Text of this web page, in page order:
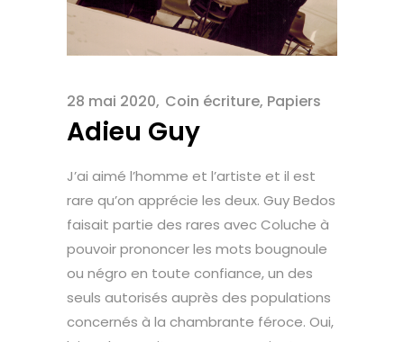
28 mai 2020 Coin écriture, Papiers
Adieu Guy
J’ai aimé l’homme et l’artiste et il est
rare qu’on apprécie les deux. Guy Bedos
faisait partie des rares avec Coluche à
pouvoir prononcer les mots bougnoule
ou négro en toute confiance, un des
seuls autorisés auprès des populations
concernés à la chambrante féroce. Oui,